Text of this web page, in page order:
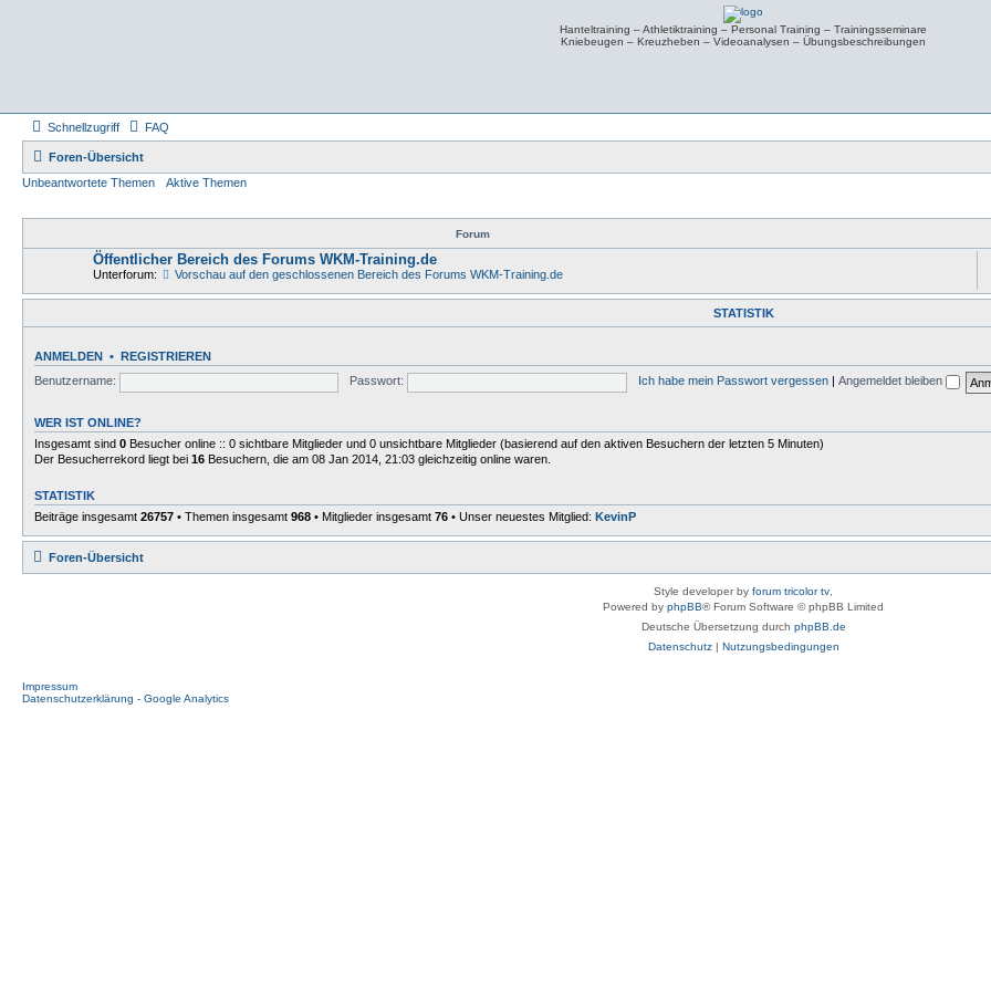
Hanteltraining – Athletiktraining – Personal Training – Trainingsseminare
Kniebeugen – Kreuzheben – Videoanalysen – Übungsbeschreibungen
Schnellzugriff FAQ
Foren-Übersicht
Unbeantwortete Themen
Aktive Themen
Forum
Öffentlicher Bereich des Forums WKM-Training.de
Unterforum: Vorschau auf den geschlossenen Bereich des Forums WKM-Training.de
STATISTIK
ANMELDEN • REGISTRIEREN
Benutzername:
Passwort: Ich habe mein Passwort vergessen Angemeldet bleiben
WER IST ONLINE?
Insgesamt sind 0 Besucher online :: 0 sichtbare Mitglieder und 0 unsichtbare Mitglieder (basierend auf den aktiven Besuchern der letzten 5 Minuten)
Der Besucherrekord liegt bei 16 Besuchern, die am 08 Jan 2014, 21:03 gleichzeitig online waren.
STATISTIK
Beiträge insgesamt 26757 • Themen insgesamt 968 • Mitglieder insgesamt 76 • Unser neuestes Mitglied: KevinP
Foren-Übersicht
Style developer by forum tricolor tv
Powered by phpBB® Forum Software © phpBB Limited
Deutsche Übersetzung durch phpBB.de
Datenschutz| Nutzungsbedingungen
Impressum
Datenschutzerklärung - Google Analytics